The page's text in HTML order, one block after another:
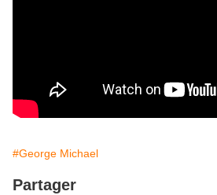
#George Michael
Partager